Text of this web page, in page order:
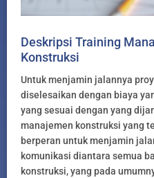
Deskripsi Training
Konstruksi
Untuk menjamin jalannya
diselesaikan dengan biaya
yang sesuai dengan yang
manajemen konstruksi yang
berperan untuk menjamin
komunikasi diantara semua
konstruksi, yang pada